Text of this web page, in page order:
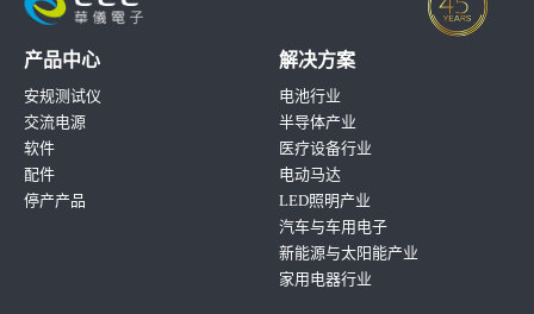
产品中心
安规测试仪
交流电源
软件
配件
停产产品
解决方案
电池行业
半导体产业
医疗设备行业
电动马达
LED照明产业
汽车与车用电子
新能源与太阳能产业
家用电器行业